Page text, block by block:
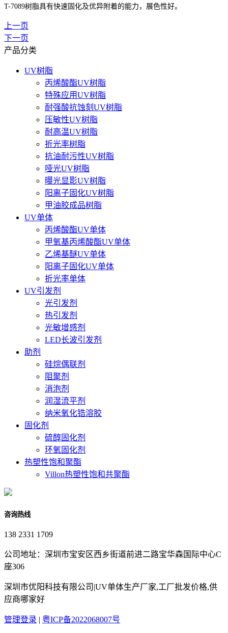
T-7089树脂具有快速固化及优异附着的能力，展色性好。
上一页
下一页
产品分类
UV树脂
丙烯酸酯UV树脂
特殊应用UV树脂
耐强酸抗蚀刻UV树脂
压敏性UV树脂
耐高温UV树脂
折光率树脂
抗油耐污性UV树脂
哑光UV树脂
曝光显影UV树脂
阳离子固化UV树脂
甲油胶成品树脂
UV单体
丙烯酸酯UV单体
甲氧基丙烯酸酯UV单体
乙烯基醚UV单体
阳离子固化UV单体
折光率单体
UV引发剂
光引发剂
热引发剂
光敏增感剂
LED长波引发剂
助剂
硅烷偶联剂
阻聚剂
消泡剂
润湿流平剂
纳米氧化锆溶胶
固化剂
硫醇固化剂
环氧固化剂
热塑性饱和聚酯
Villon热塑性饱和共聚酯
咨询热线
138 2331 1709
公司地址：深圳市宝安区西乡街道前进二路宝华森国际中心C
座306
深圳市优阳科技有限公司|UV单体生产厂家,工厂批发价格,供
应商哪家好
管理登录 | 粤ICP备2022068007号